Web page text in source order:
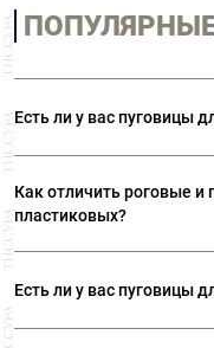
Есть ли у вас пуговицы
изображением гербов и
приобрести пуговицы с
Как отличить роговые
пластиковых?
рисунок. Пластиковые
Натуральный перламутр,
Есть ли у вас пуговицы